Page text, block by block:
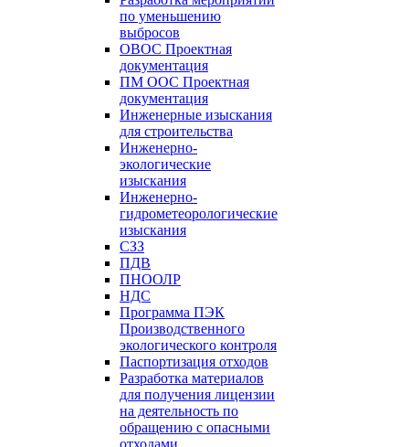
по уменьшению
выбросов
ОВОС Проектная
документация
ПМ ООС Проектная
документация
Инженерные изыскания
для строительства
Инженерно-
экологические
изыскания
Инженерно-
гидрометеорологические
изыскания
СЗЗ
ПДВ
ПНООЛР
НДС
Программа ПЭК
Производственного
экологического контроля
Паспортизация отходов
Разработка материалов
для получения лицензии
на деятельность по
обращению с опасными
отходами